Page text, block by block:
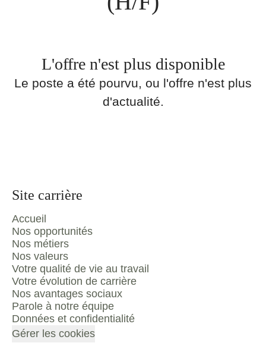
L'offre n'est plus disponible
Le poste a été pourvu, ou l'offre n'est plus
d'actualité.
Site carrière
Accueil
Nos opportunités
Nos métiers
Nos valeurs
Votre qualité de vie au travail
Votre évolution de carrière
Nos avantages sociaux
Parole à notre équipe
Données et confidentialité
Gérer les cookies